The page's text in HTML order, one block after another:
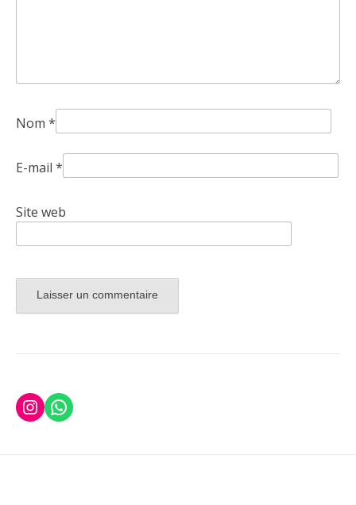
Nom *
E-mail *
Site web
Instagram
WhatsApp